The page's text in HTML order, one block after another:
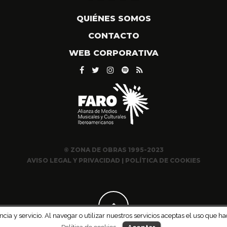
QUIÉNES SOMOS
CONTACTO
WEB CORPORATIVA
© ZONA DE OBRAS 1995-2023
AVISO LEGAL Y PRIVACIDAD | POLÍTICA DE COOKIES
y servicio. Al navegar o utilizar nuestros servicios aceptas el uso que